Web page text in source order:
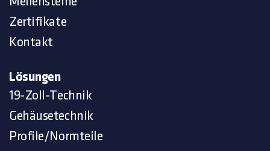
Zertifikate
Kontakt
Lösungen
19-Zoll-Technik
Gehäusetechnik
Profile/Normteile